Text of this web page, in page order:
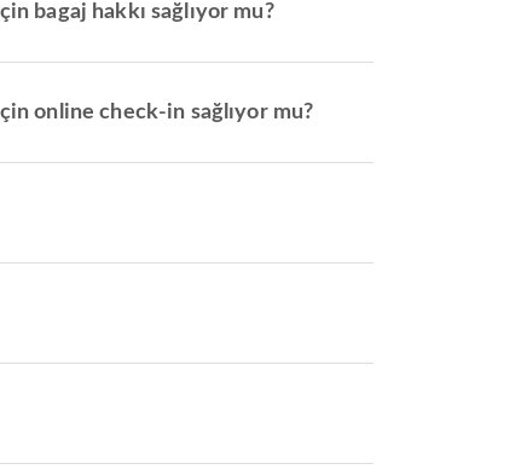
bagaj hakkı sağlıyor mu?
online check-in sağlıyor mu?